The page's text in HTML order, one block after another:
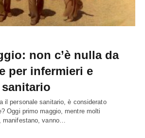
non c’è nulla da
per infermieri e
il personale sanitario, è considerato
Oggi primo maggio, mentre molti
vanno…